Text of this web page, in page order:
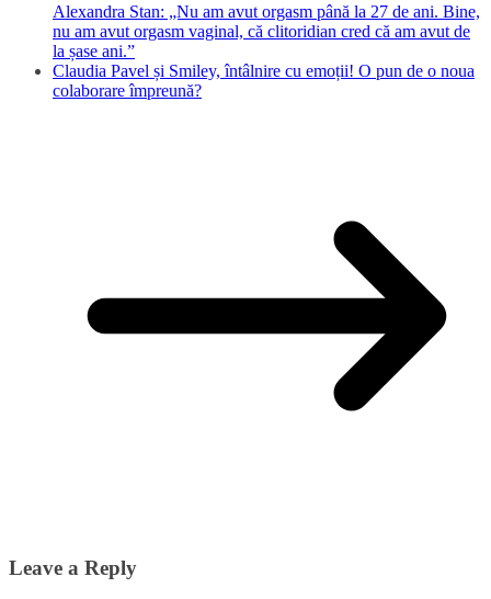
Alexandra Stan: „Nu am avut orgasm până la 27 de ani. Bine,
nu am avut orgasm vaginal, că clitoridian cred că am avut de
la șase ani.”
Claudia Pavel și Smiley, întâlnire cu emoții! O pun de o noua
colaborare împreună?
Leave a Reply